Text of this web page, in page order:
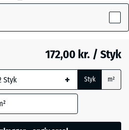
172,00 kr. / Styk
+ Styk m²